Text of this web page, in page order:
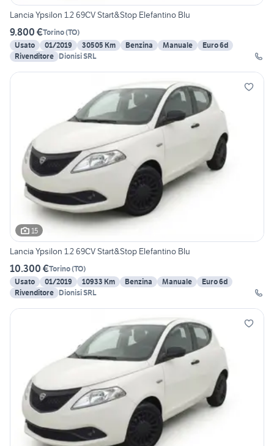
Lancia Ypsilon 1.2 69CV Start&Stop Elefantino Blu
9.800 €Torino(TO)
Usato
01/2019 30505 Km Benzina Manuale
Euro 6d
Rivenditore Dionisi SRL
15
Lancia Ypsilon 1.2 69CV Start&Stop Elefantino Blu
10.300 €Torino(TO)
Usato
01/2019 10933 Km Benzina Manuale
Euro 6d
Rivenditore Dionisi SRL